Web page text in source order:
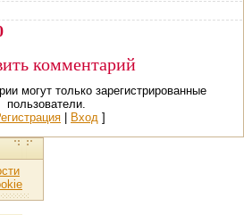
комментарий
могут только зарегистрированные
пользователи.
Вход ]